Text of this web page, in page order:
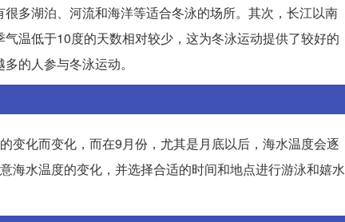
多湖泊、河流和海洋等适合冬泳的场所。其次，长江以南
温低于10度的天数相对较少，这为冬泳运动提供了较好的
的人参与冬泳运动。
变化而变化，而在9月份，尤其是月底以后，海水温度会逐
海水温度的变化，并选择合适的时间和地点进行游泳和嬉水